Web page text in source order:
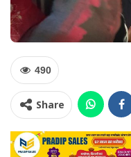
490
Share